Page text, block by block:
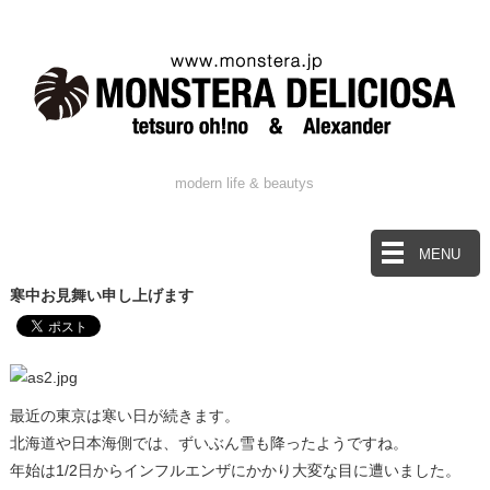
modern life & beautys
MENU
寒中お見舞い申し上げます
最近の東京は寒い日が続きます。
北海道や日本海側では、ずいぶん雪も降ったようですね。
年始は1/2日からインフルエンザにかかり大変な目に遭いました。